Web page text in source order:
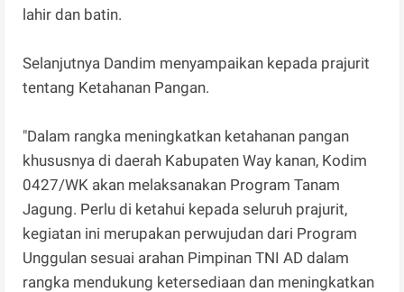
lahir dan batin.
Selanjutnya Dandim menyampaikan kepada prajurit
tentang Ketahanan Pangan.
"Dalam rangka meningkatkan ketahanan pangan
khususnya di daerah Kabupaten Way kanan, Kodim
0427/WK akan melaksanakan Program Tanam
Jagung. Perlu di ketahui kepada seluruh prajurit,
kegiatan ini merupakan perwujudan dari Program
Unggulan sesuai arahan Pimpinan TNI AD dalam
rangka mendukung ketersediaan dan meningkatkan